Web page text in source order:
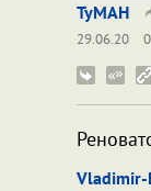
TyMAH
29.06.20
Vladimir-